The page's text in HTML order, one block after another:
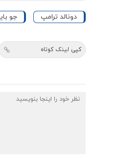
دونالد ترامپ جو
کپی لینک کوتاه